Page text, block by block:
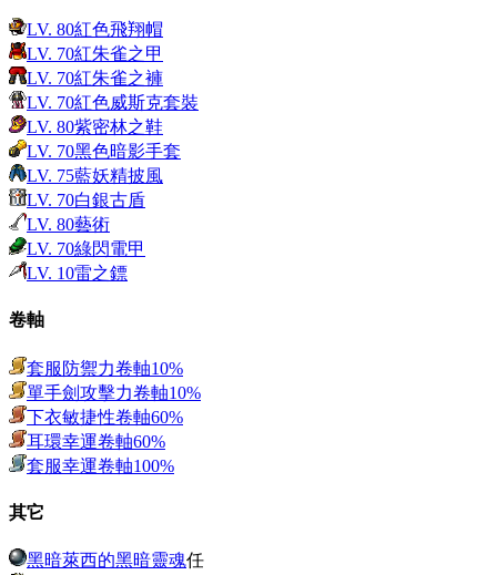
LV. 80紅色飛翔帽
LV. 70紅朱雀之甲
LV. 70紅朱雀之褲
LV. 70紅色威斯克套裝
LV. 80紫密林之鞋
LV. 70黑色暗影手套
LV. 75藍妖精披風
LV. 70白銀古盾
LV. 80藝術
LV. 70綠閃電甲
LV. 10雷之鏢
卷軸
套服防禦力卷軸10%
單手劍攻擊力卷軸10%
下衣敏捷性卷軸60%
耳環幸運卷軸60%
套服幸運卷軸100%
其它
黑暗萊西的黑暗靈魂任